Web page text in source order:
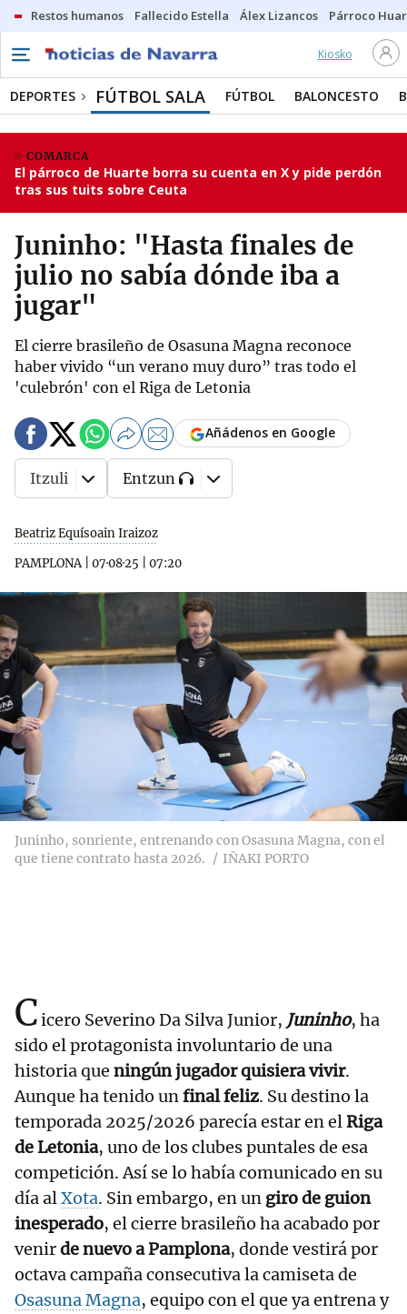
Restos humanos Fallecido Estella Álex Lizancos Párroco
Kiosko
DEPORTES FÚTBOL SALA FÚTBOL BALONCESTO
COMARCA
El párroco de Huarte borra su cuenta en X y pide perdón
tras sus tuits sobre Ceuta
Juninho: "Hasta finales de
julio no sabía dónde iba a
jugar"
El cierre brasileño de Osasuna Magna reconoce
haber vivido “un verano muy duro” tras todo el
'culebrón' con el Riga de Letonia
Beatriz Equísoain Iraizoz
PAMPLONA| 07·08·25 07:20
Añádenos en Google
Itzuli Entzun
Juninho, sonriente, entrenando con Osasuna Magna, con el
que tiene contrato hasta 2026.
IÑAKI PORTO
Cicero Severino Da Silva Junior, Juninho, ha
sido el protagonista involuntario de una
historia que ningún jugador quisiera vivir.
Aunque ha tenido unfinal feliz. Su destino la
temporada 2025/2026 parecía estar en elRiga
de Letonia, uno de los clubes puntales de esa
competición. Así se lo había comunicado en su
día alXota. Sin embargo, en un giro de guion
inesperado, el cierre brasileño ha acabado por
venirde nuevo a Pamplona, donde vestirá por
octava campaña consecutiva la camiseta de
Osasuna Magna, equipo con el que ya entrena y